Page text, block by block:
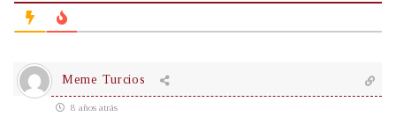
Meme Turcios
8 años atrás